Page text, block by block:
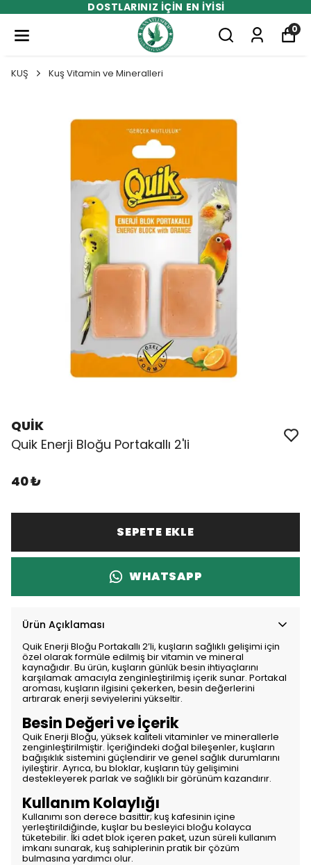
DOSTLARINIZ İÇİN EN İYİSİ
0
KUŞ Kuş Vitamin ve Mineralleri
QUİK
Quik Enerji Bloğu Portakallı 2'li
40 ₺
SEPETE EKLE
WHATSAPP
Ürün Açıklaması
Quik Enerji Bloğu Portakallı 2’li, kuşların sağlıklı gelişimi için
özel olarak formüle edilmiş bir vitamin ve mineral
kaynağıdır. Bu ürün, kuşların günlük besin ihtiyaçlarını
karşılamak amacıyla zenginleştirilmiş içerik sunar. Portakal
aroması, kuşların ilgisini çekerken, besin değerlerini
artırarak enerji seviyelerini yükseltir.
Besin Değeri ve İçerik
Quik Enerji Bloğu, yüksek kaliteli vitaminler ve minerallerle
zenginleştirilmiştir. İçeriğindeki doğal bileşenler, kuşların
bağışıklık sistemini güçlendirir ve genel sağlık durumlarını
iyileştirir. Ayrıca, bu bloklar, kuşların tüy gelişimini
destekleyerek parlak ve sağlıklı bir görünüm kazandırır.
Kullanım Kolaylığı
Kullanımı son derece basittir; kuş kafesinin içine
yerleştirildiğinde, kuşlar bu besleyici bloğu kolayca
tüketebilir. İki adet blok içeren paket, uzun süreli kullanım
imkanı sunarak, kuş sahiplerinin pratik bir çözüm
bulmasına yardımcı olur.